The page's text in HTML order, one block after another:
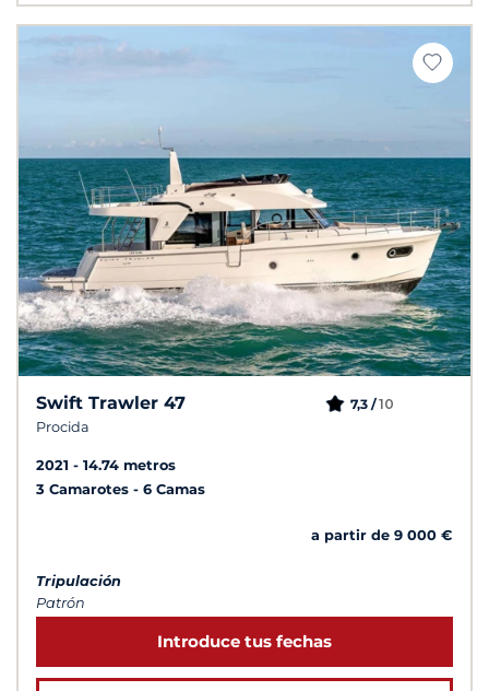
Swift Trawler 47
Procida
7,3 /10
2021
14.74 metros
3 Camarotes
6 Camas
a partir de 9 000 €
Tripulación
Patrón
Introduce tus fechas